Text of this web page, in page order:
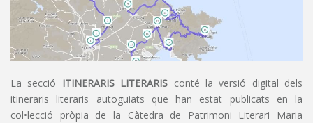
La secció ITINERARIS LITERARIS conté la versió digital dels
itineraris literaris autoguiats que han estat publicats en la
col•lecció pròpia de la Càtedra de Patrimoni Literari Maria